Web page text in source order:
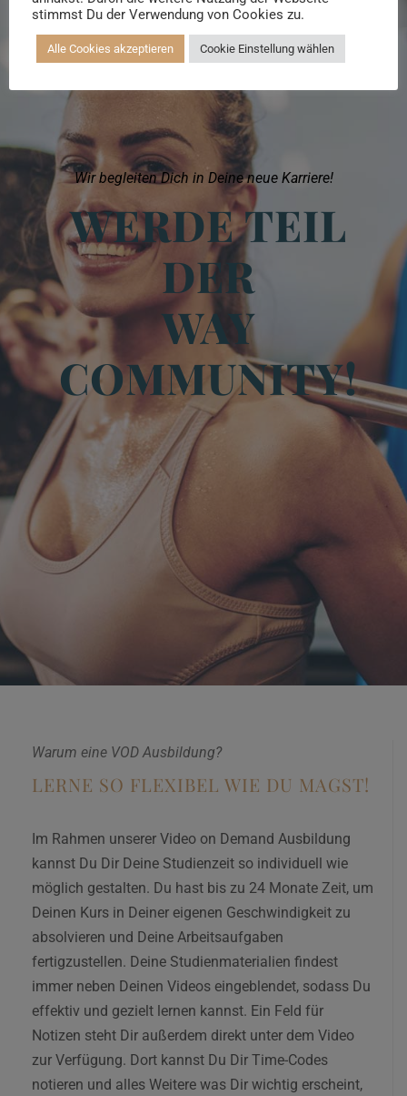
Wir begleiten Dich in Deine neue Karriere!
WERDE TEIL
DER
WAY
COMMUNITY!
Warum eine VOD Ausbildung?
LERNE SO FLEXIBEL WIE DU MAGST!
Im Rahmen unserer Video on Demand Ausbildung
kannst Du Dir Deine Studienzeit so individuell wie
möglich gestalten. Du hast bis zu 24 Monate Zeit, um
Deinen Kurs in Deiner eigenen Geschwindigkeit zu
absolvieren und Deine Arbeitsaufgaben
fertigzustellen. Deine Studienmaterialien findest
immer neben Deinen Videos eingeblendet, sodass Du
effektiv und gezielt lernen kannst. Ein Feld für
Notizen steht Dir außerdem direkt unter dem Video
zur Verfügung. Dort kannst Du Dir Time-Codes
notieren und alles Weitere was Dir wichtig erscheint,
stimmst Du der Verwendung von Cookies zu.
Alle Cookies akzeptieren Cookie Einstellung wählen